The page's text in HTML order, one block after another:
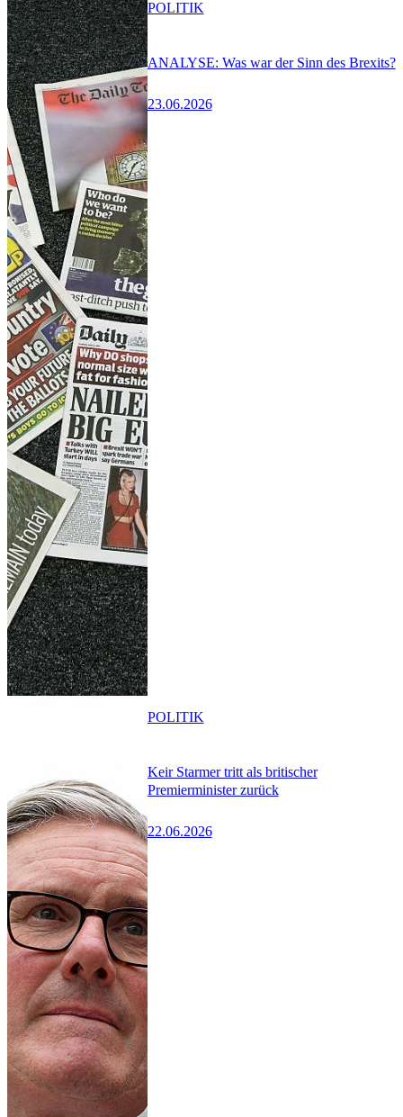
ANALYSE: Was war der Sinn des Brexits?
23.06.2026
POLITIK
Keir Starmer tritt als britischer
Premierminister zurück
22.06.2026
POLITIK